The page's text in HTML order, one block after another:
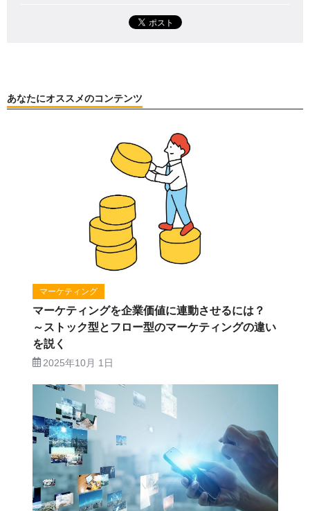
あなたにオススメのコンテンツ
マーケティング
マーケティングを企業価値に連動させるには？
～ストック型とフロー型のマーケティングの違い
を説く
2025年10月 1日